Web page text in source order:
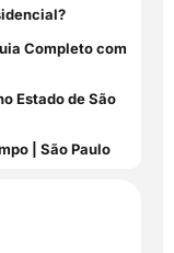
Completo com
Estado de São
| São Paulo